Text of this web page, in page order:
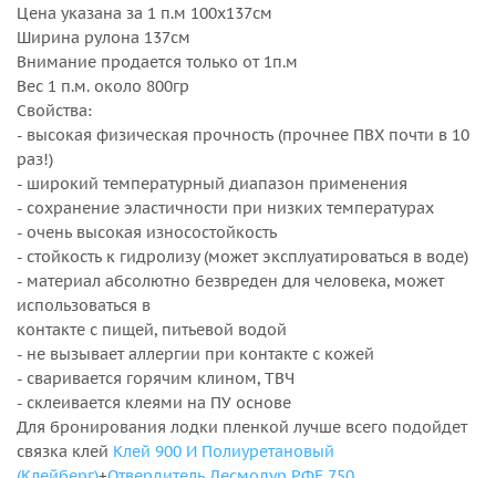
Цена указана за 1 п.м 100x137см
Ширина рулона 137см
Внимание продается только от 1п.м
Вес 1 п.м. около 800гр
Свойства:
- высокая физическая прочность (прочнее ПВХ почти в 10
раз!)
- широкий температурный диапазон применения
- сохранение эластичности при низких температурах
- очень высокая износостойкость
- стойкость к гидролизу (может эксплуатироваться в воде)
- материал абсолютно безвреден для человека, может
использоваться в
контакте с пищей, питьевой водой
- не вызывает аллергии при контакте с кожей
- сваривается горячим клином, ТВЧ
- склеивается клеями на ПУ основе
Для бронирования лодки пленкой лучше всего подойдет
связка клей Клей 900 И Полиуретановый